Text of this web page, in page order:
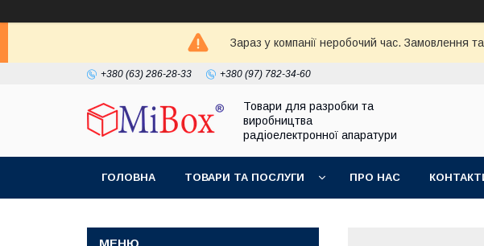
Зараз у компанії неробочий час. Замовлення
+380 (63) 286-28-33 +380 (97) 782-34-60
Товари для разробки та
виробництва
радіоелектронної апаратури
ГОЛОВНА ТОВАРИ ТА ПОСЛУГИ ПРО НАС